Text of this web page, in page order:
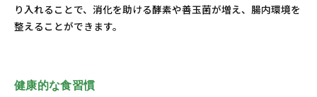
り入れることで、消化を助ける酵素や善玉菌が増え、腸内環境を
整えることができます。
健康的な食習慣